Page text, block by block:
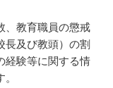
、教育職員の懲戒
長及び教頭）の割
経験等に関する情